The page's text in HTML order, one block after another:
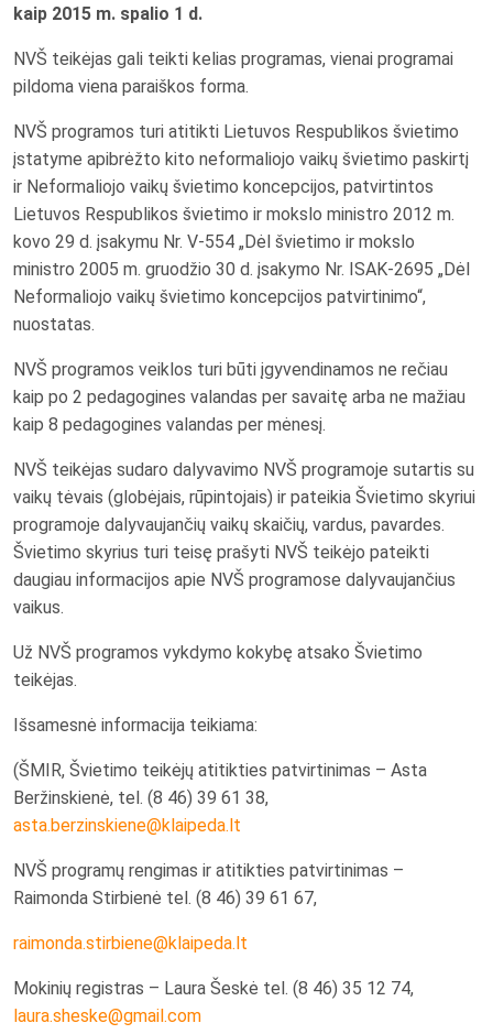
kaip 2015 m. spalio 1 d.
NVŠ teikėjas gali teikti kelias programas, vienai programai
pildoma viena paraiškos forma.
NVŠ programos turi atitikti Lietuvos Respublikos švietimo
įstatyme apibrėžto kito neformaliojo vaikų švietimo paskirtį
ir Neformaliojo vaikų švietimo koncepcijos, patvirtintos
Lietuvos Respublikos švietimo ir mokslo ministro 2012 m.
kovo 29 d. įsakymu Nr. V-554 „Dėl švietimo ir mokslo
ministro 2005 m. gruodžio 30 d. įsakymo Nr. ISAK-2695 „Dėl
Neformaliojo vaikų švietimo koncepcijos patvirtinimo“,
nuostatas.
NVŠ programos veiklos turi būti įgyvendinamos ne rečiau
kaip po 2 pedagogines valandas per savaitę arba ne mažiau
kaip 8 pedagogines valandas per mėnesį.
NVŠ teikėjas sudaro dalyvavimo NVŠ programoje sutartis su
vaikų tėvais (globėjais, rūpintojais) ir pateikia Švietimo skyriui
programoje dalyvaujančių vaikų skaičių, vardus, pavardes.
Švietimo skyrius turi teisę prašyti NVŠ teikėjo pateikti
daugiau informacijos apie NVŠ programose dalyvaujančius
vaikus.
Už NVŠ programos vykdymo kokybę atsako Švietimo
teikėjas.
Išsamesnė informacija teikiama:
(ŠMIR, Švietimo teikėjų atitikties patvirtinimas – Asta
Beržinskienė, tel. (8 46) 39 61 38,
asta.berzinskiene@klaipeda.lt
NVŠ programų rengimas ir atitikties patvirtinimas –
Raimonda Stirbienė tel. (8 46) 39 61 67,
raimonda.stirbiene@klaipeda.lt
Mokinių registras – Laura Šeskė tel. (8 46) 35 12 74,
laura.sheske@gmail.com